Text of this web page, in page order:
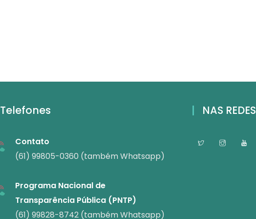
Telefones
Contato
(61) 99805-0360 (também Whatsapp)
Programa Nacional de
Transparência Pública (PNTP)
(61) 99828-8742 (também Whatsapp)
NAS REDES